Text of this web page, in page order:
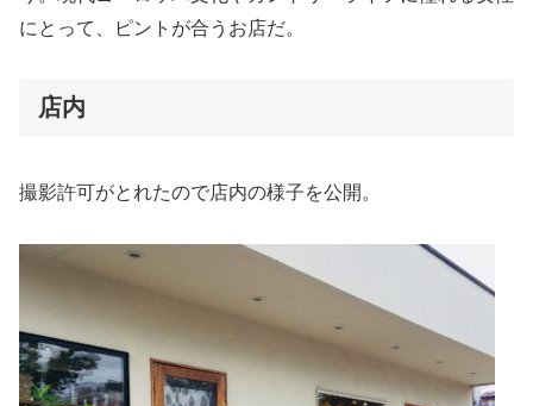
にとって、ピントが合うお店だ。
店内
撮影許可がとれたので店内の様子を公開。